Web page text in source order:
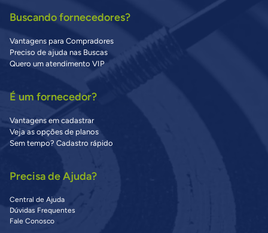
Buscando fornecedores?
Vantagens para Compradores
Preciso de ajuda nas Buscas
Quero um atendimento VIP
É um fornecedor?
Vantagens em cadastrar
Veja as opções de planos
Sem tempo? Cadastro rápido
Precisa de Ajuda?
Central de Ajuda
Dúvidas Frequentes
Fale Conosco